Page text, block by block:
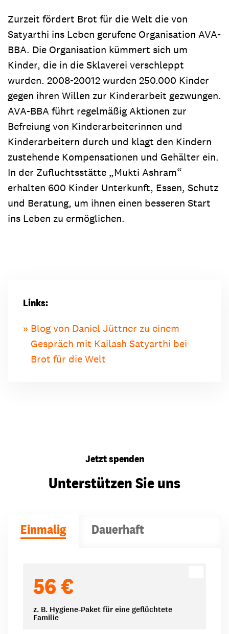
Zurzeit fördert Brot für die Welt die von
Satyarthi ins Leben gerufene Organisation AVA-
BBA. Die Organisation kümmert sich um
Kinder, die in die Sklaverei verschleppt
wurden. 2008-20012 wurden 250.000 Kinder
gegen ihren Willen zur Kinderarbeit gezwungen.
AVA-BBA führt regelmäßig Aktionen zur
Befreiung von Kinderarbeiterinnen und
Kinderarbeitern durch und klagt den Kindern
zustehende Kompensationen und Gehälter ein.
In der Zufluchtsstätte „Mukti Ashram“
erhalten 600 Kinder Unterkunft, Essen, Schutz
und Beratung, um ihnen einen besseren Start
ins Leben zu ermöglichen.
Links:
Blog von Daniel Jüttner zu einem
Gespräch mit Kailash Satyarthi bei
Brot für die Welt
Jetzt spenden
Unterstützen Sie uns
Einmalig Dauerhaft
56 €
z. B. Hygiene-Paket für eine geflüchtete
Familie